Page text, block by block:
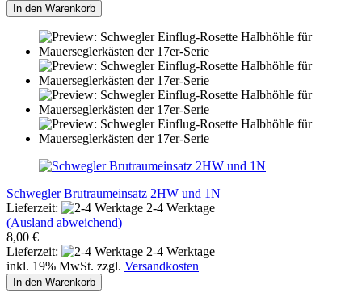
In den Warenkorb
Schwegler Brutraumeinsatz 2HW und 1N
Lieferzeit:
2-4 Werktage
(Ausland abweichend)
8,00 €
Lieferzeit:
2-4 Werktage
inkl. 19% MwSt. zzgl. Versandkosten
In den Warenkorb